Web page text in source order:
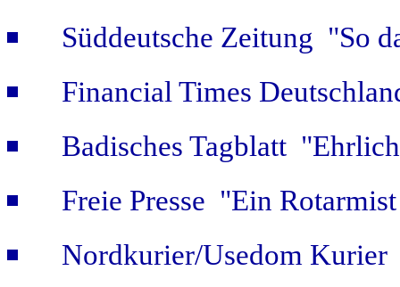
Süddeutsche Zeitung "So
Financial Times
Badisches Tagblatt
Freie Presse "Ein
Nordkurier/Usedom